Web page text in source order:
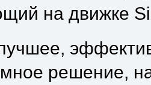
на движке
решение,